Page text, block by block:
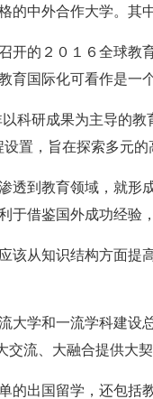
中外合作大学。其
的２０１６全球
国际化可看作是一
科研成果为主导的
置，旨在探索多元的
到教育领域，就
借鉴国外成功经验
从知识结构方面
学和一流学科建
流、大融合提供大契
出国留学，还包括